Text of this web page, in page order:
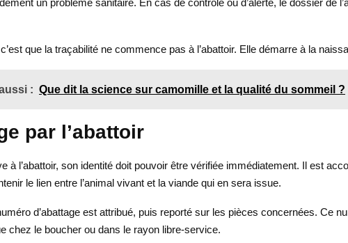
que la traçabilité ne commence pas à l’abattoir. Elle démarre à la
: Que dit la science sur camomille et la qualité du sommeil ?
par l’abattoir
à l’abattoir, son identité doit pouvoir être vérifiée immédiatement. Il est
le lien entre l’animal vivant et la viande qui en sera issue.
d’abattage est attribué, puis reporté sur les pièces concernées. Ce
chez le boucher ou dans le rayon libre-service.